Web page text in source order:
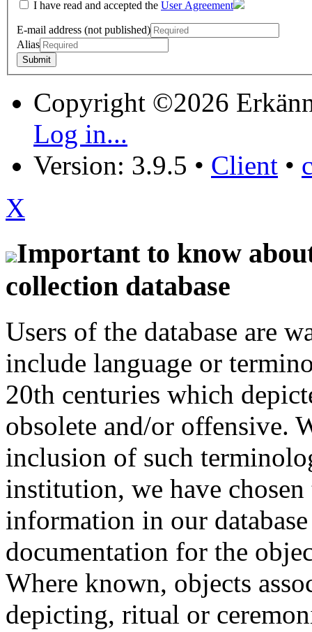
I have read and accepted the User Agreement
E-mail address (not published)
Alias
Copyright ©2026
Log in...
Version: 3.9.5 • Client •
X
Important to know
collection database
Users of the database are
include language or
20th centuries which
obsolete and/or offensive.
inclusion of such
institution, we have
information in our
documentation for the
Where known, objects
depicting, ritual or